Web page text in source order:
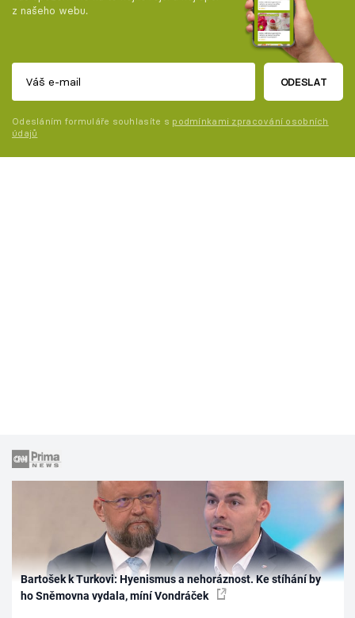
z našeho webu.
ODESLAT
Odesláním formuláře souhlasíte s podmínkami zpracování osobních
údajů
Bartošek k Turkovi: Hyenismus a nehoráznost. Ke stíhání by
ho Sněmovna vydala, míní Vondráček